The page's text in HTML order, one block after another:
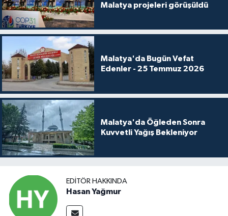
Malatya projeleri görüşüldü
Malatya'da Bugün Vefat
Edenler - 25 Temmuz 2026
Malatya'da Öğleden Sonra
Kuvvetli Yağış Bekleniyor
EDITÖR HAKKINDA
Hasan Yağmur